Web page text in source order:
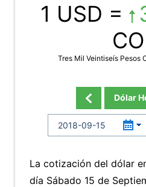
1 USD =
Tres Mil Veintiseís Pesos
Dólar
La cotización del dólar
día Sábado 15 de